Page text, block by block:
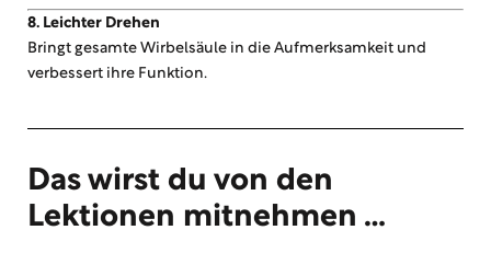
8. Leichter Drehen
Bringt gesamte Wirbelsäule in die Aufmerksamkeit und
verbessert ihre Funktion.
Das wirst du von den
Lektionen mitnehmen …